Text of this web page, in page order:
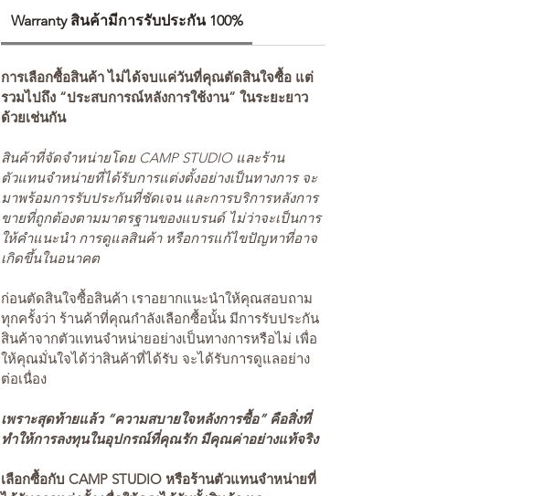
Warranty สินค้ามีการรับประกัน 100%
การเลือกซื้อสินค้า ไม่ได้จบแค่วันที่คุณตัดสินใจซื้อ แต่
รวมไปถึง “ประสบการณ์หลังการใช้งาน” ในระยะยาว
ด้วยเช่นกัน
สินค้าที่จัดจำหน่ายโดย CAMP STUDIO และร้าน
ตัวแทนจำหน่ายที่ได้รับการแต่งตั้งอย่างเป็นทางการ จะ
มาพร้อมการรับประกันที่ชัดเจน และการบริการหลังการ
ขายที่ถูกต้องตามมาตรฐานของแบรนด์ ไม่ว่าจะเป็นการ
ให้คำแนะนำ การดูแลสินค้า หรือการแก้ไขปัญหาที่อาจ
เกิดขึ้นในอนาคต
ก่อนตัดสินใจซื้อสินค้า เราอยากแนะนำให้คุณสอบถาม
ทุกครั้งว่า ร้านค้าที่คุณกำลังเลือกซื้อนั้น มีการรับประกัน
สินค้าจากตัวแทนจำหน่ายอย่างเป็นทางการหรือไม่ เพื่อ
ให้คุณมั่นใจได้ว่าสินค้าที่ได้รับ จะได้รับการดูแลอย่าง
ต่อเนื่อง
เพราะสุดท้ายแล้ว “ความสบายใจหลังการซื้อ” คือสิ่งที่
ทำให้การลงทุนในอุปกรณ์ที่คุณรัก มีคุณค่าอย่างแท้จริง
เลือกซื้อกับ CAMP STUDIO หรือร้านตัวแทนจำหน่ายที่